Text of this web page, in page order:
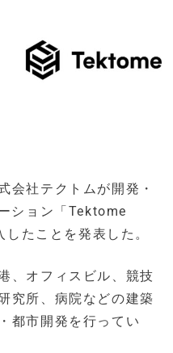
会社テクトムが開発・
ション「Tektome
たことを発表した。
、オフィスビル、競技
究所、病院などの建築
都市開発を行ってい